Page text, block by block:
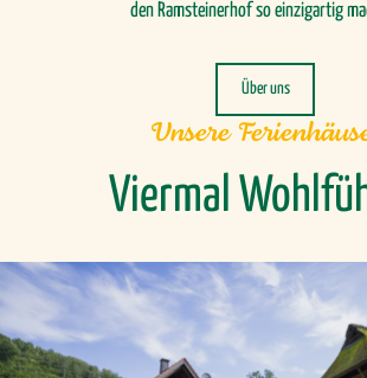
den Ramsteinerhof so einzigartig
Über uns
Unsere
Viermal